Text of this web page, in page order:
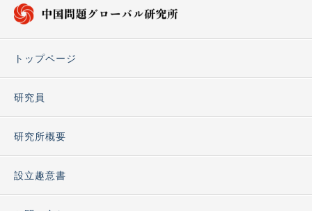
トップページ
研究員
研究所概要
設立趣意書